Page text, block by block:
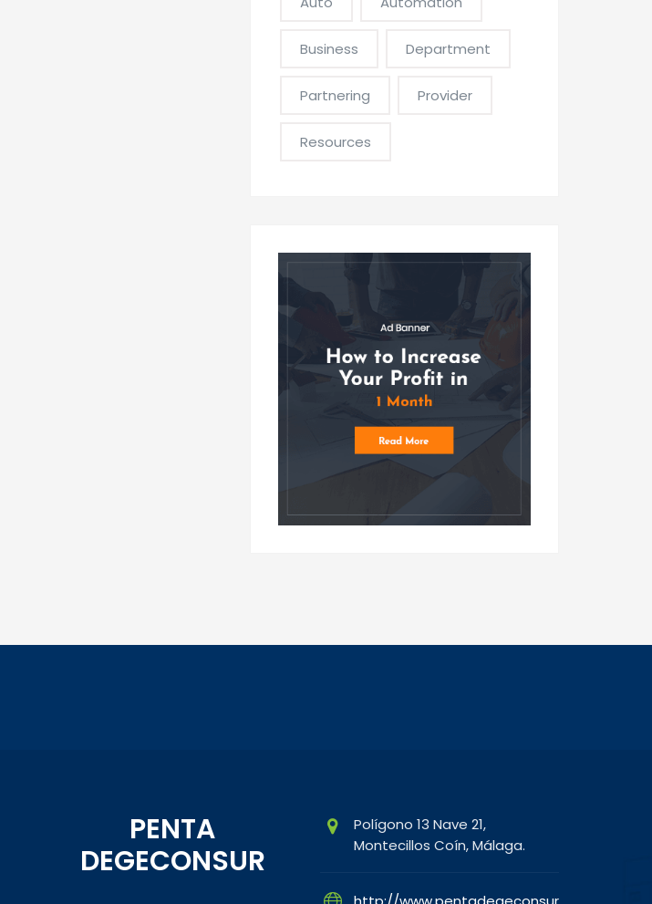
Business Department
Partnering Provider
Resources
PENTA
DEGECONSUR
Polígono 13 Nave 21,
Montecillos Coín, Málaga.